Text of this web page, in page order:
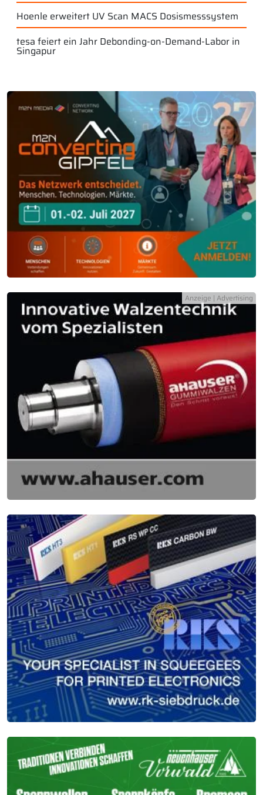
Hoenle erweitert UV Scan MACS Dosismesssystem
tesa feiert ein Jahr Debonding-on-Demand-Labor in
Singapur